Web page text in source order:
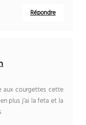
Répondre
aux courgettes cette
plus j’ai la feta et la